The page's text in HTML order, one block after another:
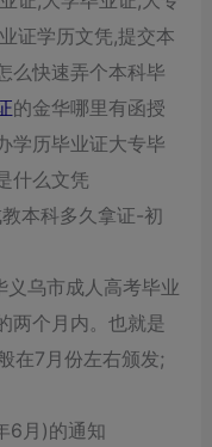
证学历文凭,提交本
么快速弄个本科毕
的金华哪里有函授
学历毕业证大专毕
什么文凭
本科多久拿证-初
乌市成人高考毕业
两个月内。也就是
在7月份左右颁发;
6月)的通知